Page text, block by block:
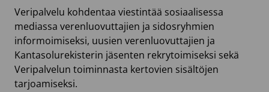
Veripalvelu kohdentaa viestintää sosiaalisessa
mediassa verenluovuttajien ja sidosryhmien
informoimiseksi, uusien verenluovuttajien ja
Kantasolurekisterin jäsenten rekrytoimiseksi sekä
Veripalvelun toiminnasta kertovien sisältöjen
tarjoamiseksi.